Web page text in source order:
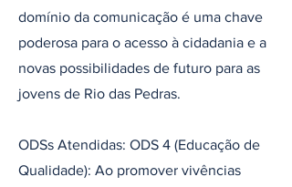
domínio da comunicação é uma chave
poderosa para o acesso à cidadania e a
novas possibilidades de futuro para as
jovens de Rio das Pedras.
ODSs Atendidas: ODS 4 (Educação de
Qualidade): Ao promover vivências